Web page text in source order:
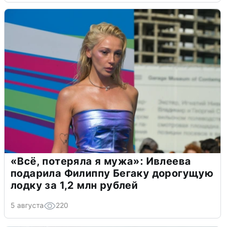
«Всё, потеряла я мужа»: Ивлеева
подарила Филиппу Бегаку дорогущую
лодку за 1,2 млн рублей
5 августа 220